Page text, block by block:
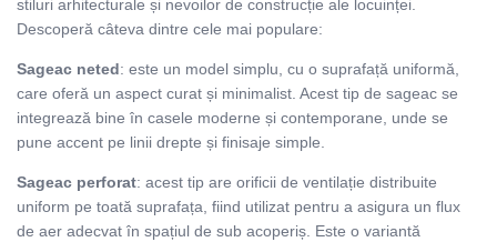
stiluri arhitecturale și nevoilor de construcție ale locuinței.
Descoperă câteva dintre cele mai populare:
Sageac neted: este un model simplu, cu o suprafață uniformă,
care oferă un aspect curat și minimalist. Acest tip de sageac se
integrează bine în casele moderne și contemporane, unde se
pune accent pe linii drepte și finisaje simple.
Sageac perforat: acest tip are orificii de ventilație distribuite
uniform pe toată suprafața, fiind utilizat pentru a asigura un flux
de aer adecvat în spațiul de sub acoperiș. Este o variantă